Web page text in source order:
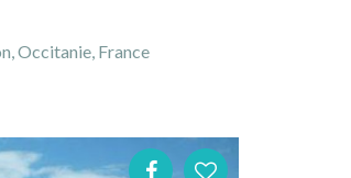
Occitanie, France